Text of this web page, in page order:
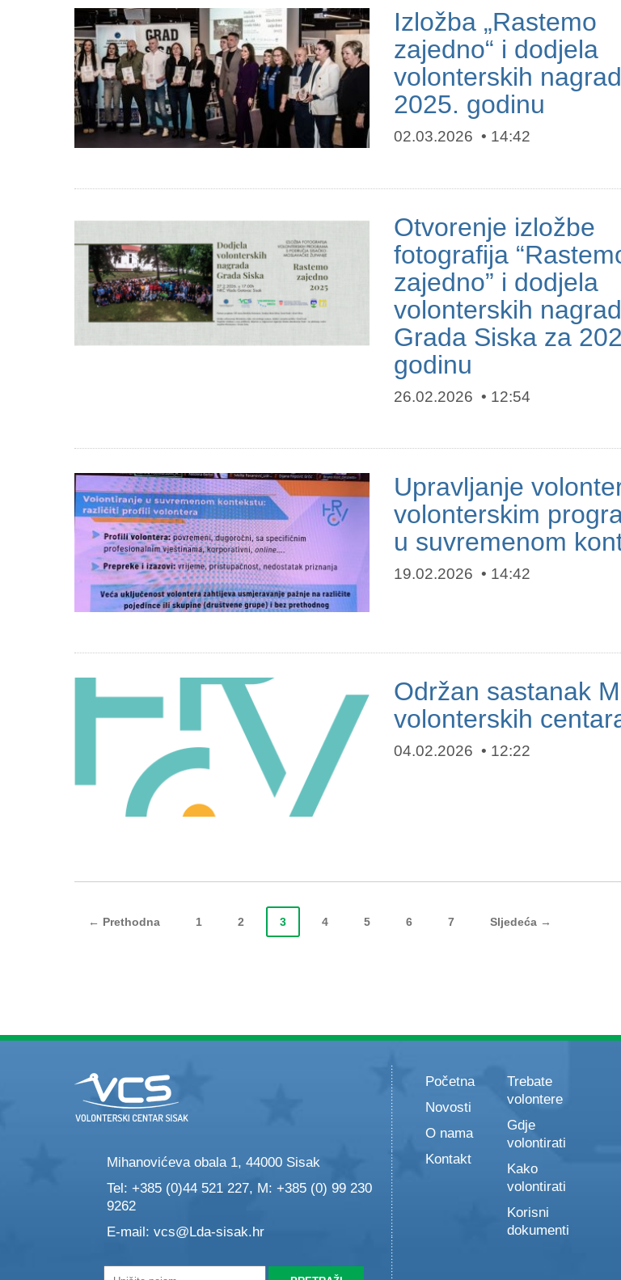
Izložba „Rastemo
zajedno“ i dodjela
volonterskih
2025. godinu
02.03.2026 14:42
Otvorenje izložbe
fotografija
zajedno” i dodjela
volonterskih
Grada Siska za
godinu
26.02.2026 12:54
Upravljanje
volonterskim
u suvremenom
19.02.2026 14:42
Održan sastanak
volonterskih
04.02.2026 12:22
← Prethodna 1 2 3 4 5 6 7 Sljedeća →
Mihanovićeva obala 1, 44000 Sisak
Tel: +385 (0)44 521 227, M: +385 (0) 99 230
9262
E-mail: vcs@Lda-sisak.hr
Početna
Novosti
O nama
Kontakt
Trebate
volontere
Gdje
volontirati
Kako
volontirati
Korisni
dokumenti